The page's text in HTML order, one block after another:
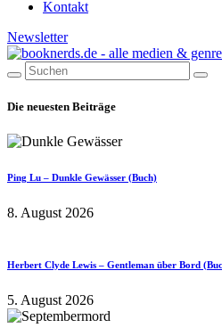
Kontakt
Newsletter
Die neuesten Beiträge
Ping Lu – Dunkle Gewässer (Buch)
8. August 2026
Herbert Clyde Lewis – Gentleman über Bord
5. August 2026